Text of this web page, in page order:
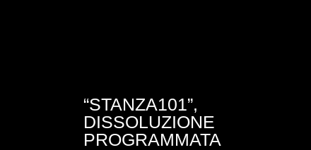
“STANZA101”,
DISSOLUZIONE
PROGRAMMATA